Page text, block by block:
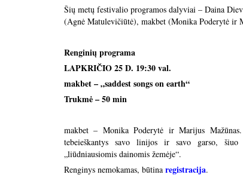
Šių metų festivalio programos dalyviai – Daina
(Agnė Matulevičiūtė), makbet (Monika Poderytė ir
Renginių programa
LAPKRIČIO 25 D. 19:30 val.
makbet – „saddest songs on earth“
Trukmė – 50 min
makbet – Monika Poderytė ir Marijus
tebeieškantys savo linijos ir savo garso, šiuo
„liūdniausiomis dainomis žemėje“.
Renginys nemokamas, būtina registracija.